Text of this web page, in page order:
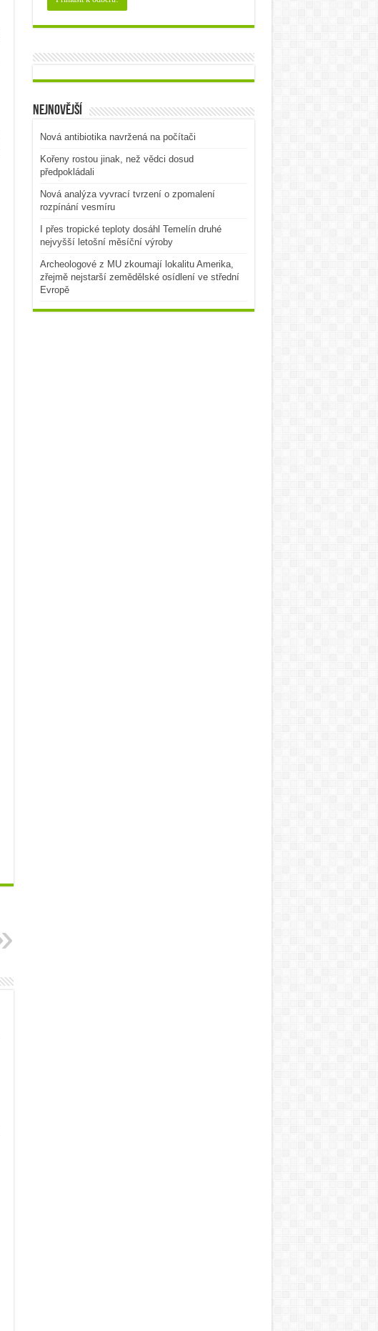
Nejnovější
Nová antibiotika navržená na počítači
Kořeny rostou jinak, než vědci dosud
předpokládali
Nová analýza vyvrací tvrzení o zpomalení
rozpínání vesmíru
I přes tropické teploty dosáhl Temelín druhé
nejvyšší letošní měsíční výroby
Archeologové z MU zkoumají lokalitu Amerika,
zřejmě nejstarší zemědělské osídlení ve střední
Evropě